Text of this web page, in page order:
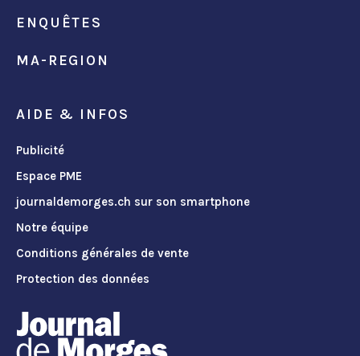
ENQUÊTES
MA-REGION
AIDE & INFOS
Publicité
Espace PME
journaldemorges.ch sur son smartphone
Notre équipe
Conditions générales de vente
Protection des données